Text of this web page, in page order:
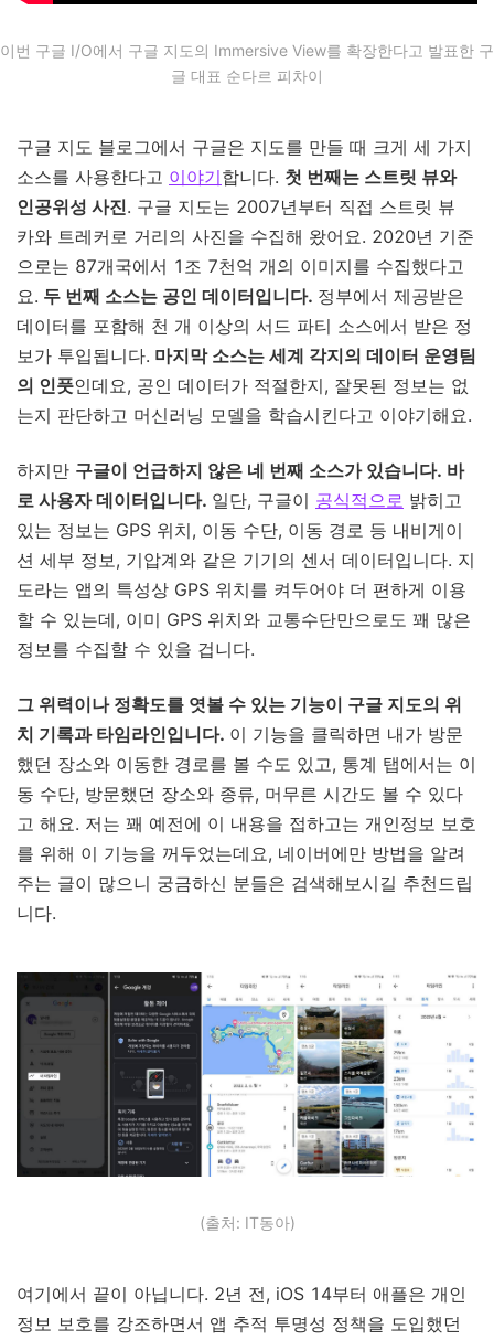
이번 구글 I/O에서 구글 지도의 Immersive View를 확장한다고 발표한 구
글 대표 순다르 피차이
구글 지도 블로그에서 구글은 지도를 만들 때 크게 세 가지
소스를 사용한다고 이야기합니다. 첫 번째는 스트릿 뷰와
인공위성 사진. 구글 지도는 2007년부터 직접 스트릿 뷰
카와 트레커로 거리의 사진을 수집해 왔어요. 2020년 기준
으로는 87개국에서 1조 7천억 개의 이미지를 수집했다고
요. 두 번째 소스는 공인 데이터입니다. 정부에서 제공받은
데이터를 포함해 천 개 이상의 서드 파티 소스에서 받은 정
보가 투입됩니다. 마지막 소스는 세계 각지의 데이터 운영팀
의 인풋인데요, 공인 데이터가 적절한지, 잘못된 정보는 없
는지 판단하고 머신러닝 모델을 학습시킨다고 이야기해요.
하지만 구글이 언급하지 않은 네 번째 소스가 있습니다. 바
로 사용자 데이터입니다. 일단, 구글이 공식적으로 밝히고
있는 정보는 GPS 위치, 이동 수단, 이동 경로 등 내비게이
션 세부 정보, 기압계와 같은 기기의 센서 데이터입니다. 지
도라는 앱의 특성상 GPS 위치를 켜두어야 더 편하게 이용
할 수 있는데, 이미 GPS 위치와 교통수단만으로도 꽤 많은
정보를 수집할 수 있을 겁니다.
그 위력이나 정확도를 엿볼 수 있는 기능이 구글 지도의 위
치 기록과 타임라인입니다. 이 기능을 클릭하면 내가 방문
했던 장소와 이동한 경로를 볼 수도 있고, 통계 탭에서는 이
동 수단, 방문했던 장소와 종류, 머무른 시간도 볼 수 있다
고 해요. 저는 꽤 예전에 이 내용을 접하고는 개인정보 보호
를 위해 이 기능을 꺼두었는데요, 네이버에만 방법을 알려
주는 글이 많으니 궁금하신 분들은 검색해보시길 추천드립
니다.
(출처: IT동아)
여기에서 끝이 아닙니다. 2년 전, iOS 14부터 애플은 개인
정보 보호를 강조하면서 앱 추적 투명성 정책을 도입했던